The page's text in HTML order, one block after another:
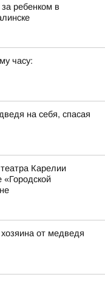
ребенком в
часу:
на себя, спасая
Карелии
от медведя